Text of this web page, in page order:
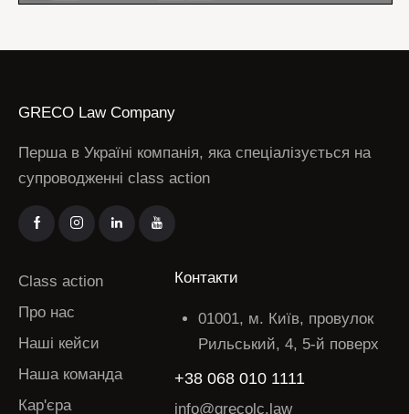
GRECO Law Company
Перша в Україні компанія, яка спеціалізується на
супроводженні class action
Class action
Про нас
Наші кейси
Наша команда
Кар'єра
Контакти
01001, м. Київ, провулок
Рильський, 4, 5-й поверх
+38 068 010 1111
info@grecolc.law